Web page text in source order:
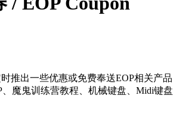
推出一些优惠或免费奉送EOP相关产
魔鬼训练营教程、机械键盘、Midi键